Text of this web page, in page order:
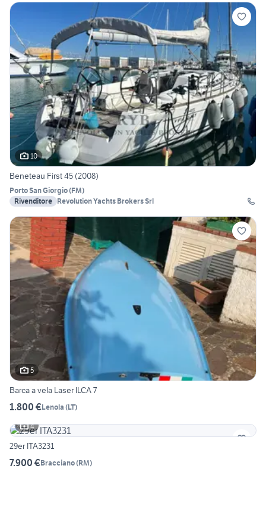
10
Beneteau First 45 (2008)
Porto San Giorgio(FM)
Rivenditore Revolution Yachts Brokers Srl
5
Barca a vela Laser ILCA 7
1.800 €Lenola (LT)
4
29er ITA3231
7.900 €Bracciano(RM)